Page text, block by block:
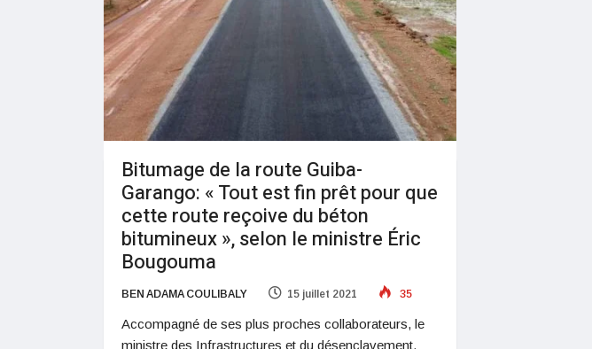
Bitumage de la route Guiba-
Garango: « Tout est fin prêt pour que
cette route reçoive du béton
bitumineux », selon le ministre Éric
Bougouma
BEN ADAMA COULIBALY 15 juillet 2021 35
Accompagné de ses plus proches collaborateurs, le
ministre des Infrastructures et du désenclavement,